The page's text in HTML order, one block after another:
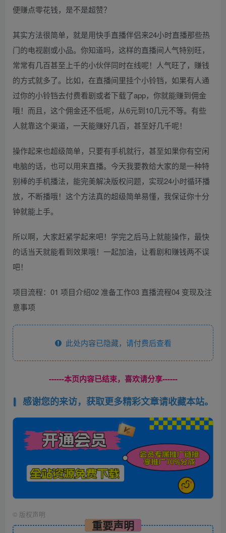
便赚点零花钱，是不是超赞？
其实方法很简单，就是用快手直播伴侣来24小时直播那些热
门的电视剧或小品。你知道吗，这样的直播间人气特别旺，
常常有几百甚至上千的小伙伴同时在线呢！人气旺了，赚钱
的方式就多了。比如，在直播间里挂个小铃铛，如果有人通
过你的小铃铛去付费看剧或者下载了app，你就能赚到佣金
哦！而且，这个佣金还不低呢，从6元到10几元不等。有些
人就靠这个渠道，一天能赚好几百，甚至好几千呢！
操作起来也超级简单，只要有手机就行，甚至如果你有空闲
电脑的话，也可以用来直播。今天我要教给大家的是一种特
别棒的手机播法，能完美解决版权问题，实现24小时循环播
放，不断播哦！这个方法真的超级简单易懂，我保证你十分
钟就能上手。
所以啊，大家赶紧学起来吧！学完之后马上就能操作，最快
的话当天就能看到效果哦！一起加油，让看剧和赚钱两不误
吧！
项目流程：01 项目介绍02 准备工作03 直播流程04 变现及注
意事项
此处内容已隐藏，请付费后查看
------本页内容已结束，喜欢请分享------
感谢您的来访，获取更多精彩文章请收藏本站。
© 版权声明
重要声明